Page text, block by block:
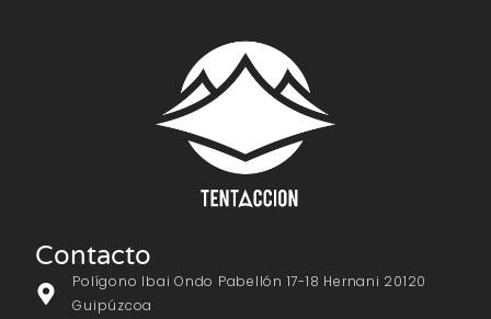
Contacto
Polígono Ibai Ondo Pabellón 17-18 Hernani 20120
Guipúzcoa